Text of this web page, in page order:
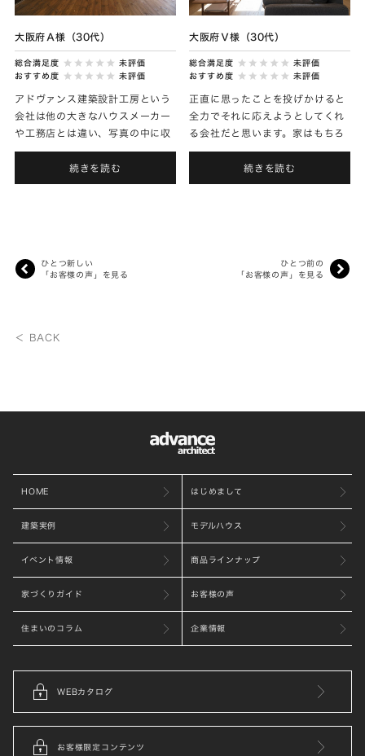
大阪府Ａ様（30代）
総合満足度
未評価
おすすめ度
未評価
アドヴァンス建築設計工房という
会社は他の大きなハウスメーカー
や工務店とは違い、写真の中に収
まるスタッフしかいません。施工
主は、当然スタッフの顔・名前・
性格そして仕事ぶりをよく見ま
続きを読む
大阪府Ｖ様（30代）
総合満足度
未評価
おすすめ度
未評価
正直に思ったことを投げかけると
全力でそれに応えようとしてくれ
る会社だと思います。家はもちろ
ん、家具も含めて生活をより良く
提案してくれたように思います。
実際、家を建てる前にこんなこ
続きを読む
ひとつ新しい
「お客様の声」を見る
ひとつ前の
「お客様の声」を見る
＜ BACK
HOME はじめまして
建築実例 モデルハウス
イベント情報 商品ラインナップ
家づくりガイド お客様の声
住まいのコラム 企業情報
WEBカタログ
お客様限定コンテンツ